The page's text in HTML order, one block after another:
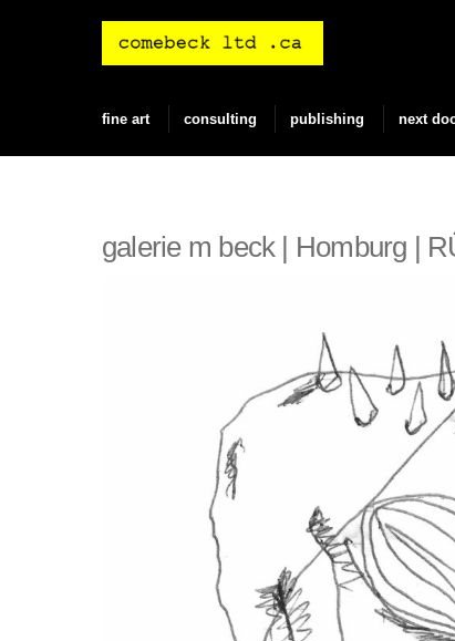
fine art consulting publishing next
galerie m beck | Homburg |